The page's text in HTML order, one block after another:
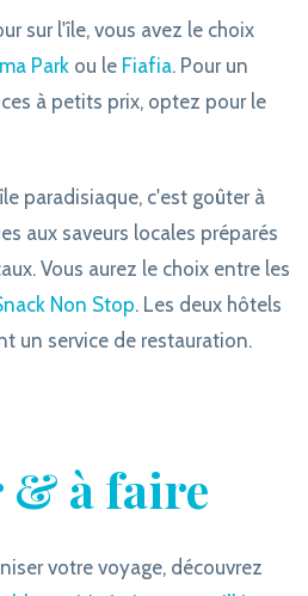
sur l'île, vous avez le choix
Park ou le Fiafia. Pour un
à petits prix, optez pour le
paradisiaque, c'est goûter à
aux saveurs locales préparés
Vous aurez le choix entre les
Non Stop. Les deux hôtels
un service de restauration.
& à faire
votre voyage, découvrez